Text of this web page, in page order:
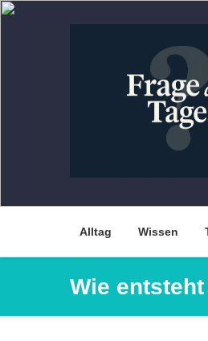
Skip
Alltag Wissen
Wie